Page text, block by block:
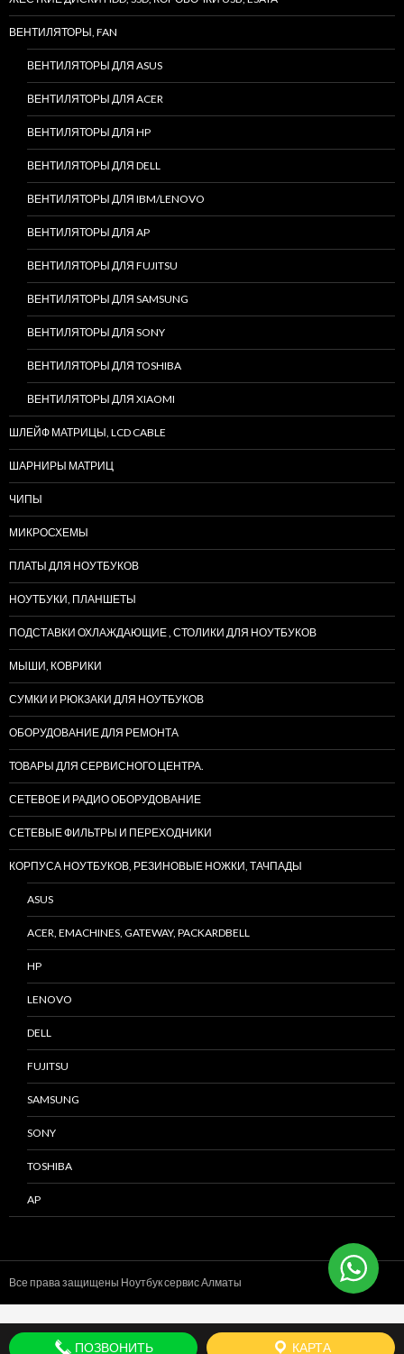
ВЕНТИЛЯТОРЫ, FAN
ВЕНТИЛЯТОРЫ ДЛЯ ASUS
ВЕНТИЛЯТОРЫ ДЛЯ ACER
ВЕНТИЛЯТОРЫ ДЛЯ HP
ВЕНТИЛЯТОРЫ ДЛЯ DELL
ВЕНТИЛЯТОРЫ ДЛЯ IBM/LENOVO
ВЕНТИЛЯТОРЫ ДЛЯ AP
ВЕНТИЛЯТОРЫ ДЛЯ FUJITSU
ВЕНТИЛЯТОРЫ ДЛЯ SAMSUNG
ВЕНТИЛЯТОРЫ ДЛЯ SONY
ВЕНТИЛЯТОРЫ ДЛЯ TOSHIBA
ВЕНТИЛЯТОРЫ ДЛЯ XIAOMI
ШЛЕЙФ МАТРИЦЫ, LCD CABLE
ШАРНИРЫ МАТРИЦ
ЧИПЫ
МИКРОСХЕМЫ
ПЛАТЫ ДЛЯ НОУТБУКОВ
НОУТБУКИ, ПЛАНШЕТЫ
ПОДСТАВКИ ОХЛАЖДАЮЩИЕ , СТОЛИКИ ДЛЯ НОУТБУКОВ
МЫШИ, КОВРИКИ
СУМКИ И РЮКЗАКИ ДЛЯ НОУТБУКОВ
ОБОРУДОВАНИЕ ДЛЯ РЕМОНТА
ТОВАРЫ ДЛЯ СЕРВИСНОГО ЦЕНТРА.
СЕТЕВОЕ И РАДИО ОБОРУДОВАНИЕ
СЕТЕВЫЕ ФИЛЬТРЫ И ПЕРЕХОДНИКИ
КОРПУСА НОУТБУКОВ, РЕЗИНОВЫЕ НОЖКИ, ТАЧПАДЫ
ASUS
ACER, EMACHINES, GATEWAY, PACKARDBELL
HP
LENOVO
DELL
FUJITSU
SAMSUNG
SONY
TOSHIBA
AP
Все права защищены Ноутбук сервисАлматы
ПОЗВОНИТЬ КАРТА